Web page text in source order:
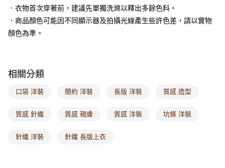
宅配
每筆NT$120，滿NT$1,000(含以上)免運費
付款後門市自取
海外配送-港/澳/新/馬/泰國專屬
海外配送-其他亞洲地區 查看運費
．衣物首次穿著前，建議先單獨洗滌以釋出多餘色料。
．商品顏色可能因不同顯示器及拍攝光線產生些許色差，請以實物
顏色為準。
相關分類
口袋 洋裝 簡約 洋裝 長版 洋裝 質感 造型
質感 針織 質感 親膚 質感 洋裝 坑條 洋裝
針織 洋裝 針織 長版上衣